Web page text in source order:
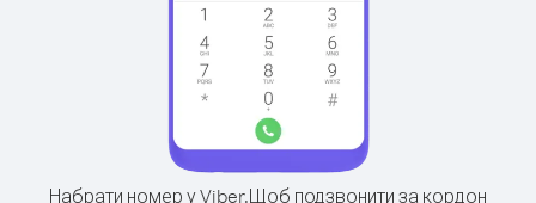
Набрати номер у Viber.Щоб подзвонити за кордон